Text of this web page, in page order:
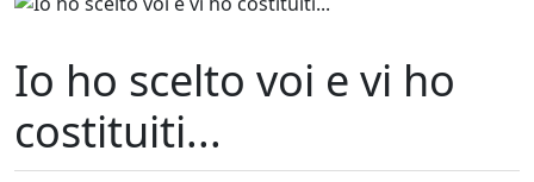
Io ho scelto voi e vi ho
costituiti...